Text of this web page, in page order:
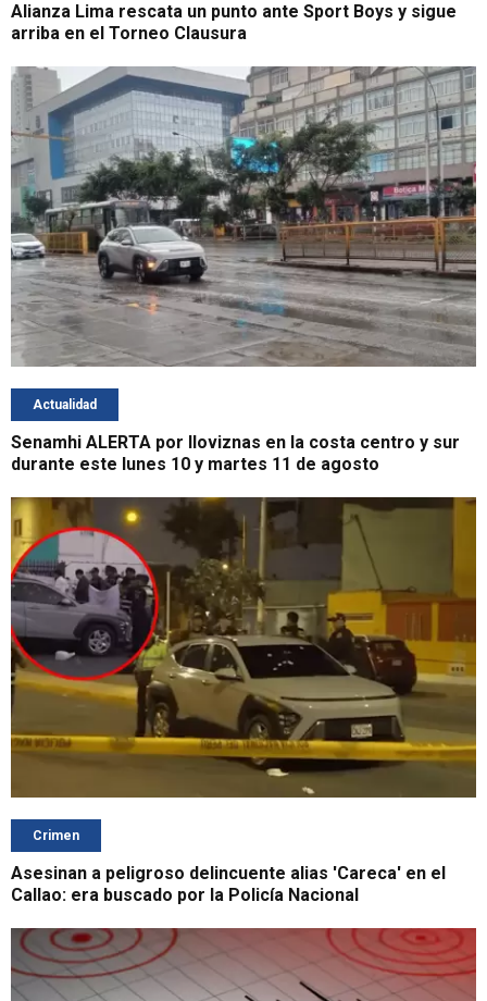
Alianza Lima rescata un punto ante Sport Boys y sigue
arriba en el Torneo Clausura
Actualidad
Senamhi ALERTA por lloviznas en la costa centro y sur
durante este lunes 10 y martes 11 de agosto
Crimen
Asesinan a peligroso delincuente alias 'Careca' en el
Callao: era buscado por la Policía Nacional